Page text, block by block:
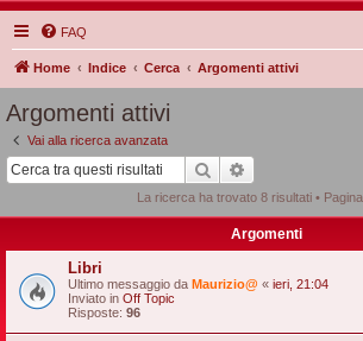
FAQ
Home Indice Cerca Argomenti attivi
Argomenti attivi
Vai alla ricerca avanzata
Cerca
La ricerca ha trovato 8 risultati • Pagina
Argomenti
Libri
Ultimo messaggio da Maurizio@ « ieri, 21:04
Inviato in Off Topic
Risposte: 96